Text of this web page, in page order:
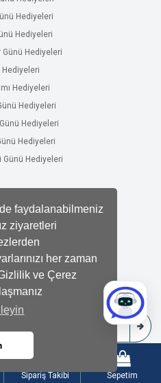
faydalanabilmeniz
ziyaretleri
her zaman
ve Çerez
Hediyeleri
Hediyeleri
Hediyeleri
Hediyeleri
Hediyeleri
Hediyeleri
Hediyeleri
Hediyeleri
Günü Hediyeleri
Facebook
Twitter
Instagram
Olun.
Sipariş Takibi Sepetim